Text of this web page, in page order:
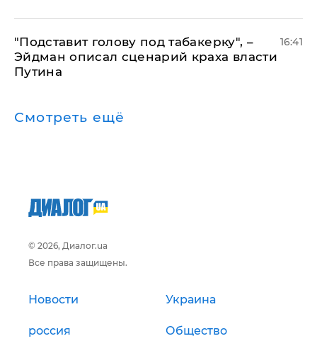
​"Подставит голову под табакерку", –
Эйдман описал сценарий краха власти
Путина
16:41
Смотреть ещё
© 2026, Диалог.ua
Все права защищены.
Новости Украина
россия Общество